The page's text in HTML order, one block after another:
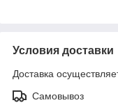
Условия доставки
Доставка
Самовывоз